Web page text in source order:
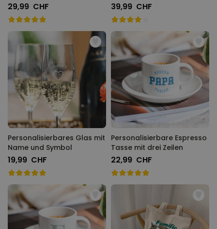
29,99 CHF
Fotos
39,99 CHF
Personalisierbares Glas mit
Name und Symbol
19,99 CHF
Personalisierbare Espresso
Tasse mit drei Zeilen
22,99 CHF